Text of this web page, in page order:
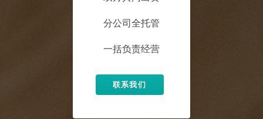
分公司全托管
一括负责经营
联系我们